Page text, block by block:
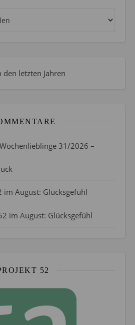
letzten Jahren
31/2026 –
im August: Glücksgefühl
im August: Glücksgefühl
52